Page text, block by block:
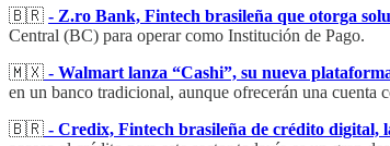
🇧🇷 - Z.ro Bank, Fintech brasileña que otorga
Central (BC) para operar como Institución de Pago.
🇲🇽 - Walmart lanza “Cashi”, su nueva
en un banco tradicional, aunque ofrecerán una cuenta
🇧🇷 - Credix, Fintech brasileña de crédito digital,